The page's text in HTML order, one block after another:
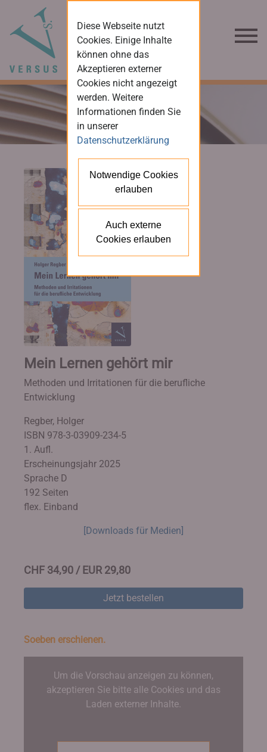
Mein Lernen gehört mir
Methoden und Irritationen für die berufliche
Entwicklung
Regber, Holger
ISBN 978-3-03909-234-5
1. Aufl.
Erscheinungsjahr 2025
Sprache D
192 Seiten
flex. Einband
[Downloads für Medien]
CHF 34,90 / EUR 29,80
Jetzt bestellen
Soeben erschienen.
Um die Vorschau anzeigen zu können,
akzeptieren Sie bitte alle Cookies und das
Laden externer Inhalte.
Diese Webseite nutzt
Cookies. Einige Inhalte
können ohne das
Akzeptieren externer
Cookies nicht angezeigt
werden. Weitere
Informationen finden Sie
in unserer
Datenschutzerklärung
Notwendige Cookies
erlauben
Auch externe
Cookies erlauben